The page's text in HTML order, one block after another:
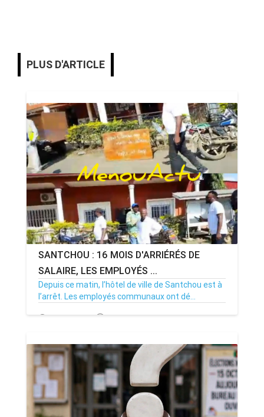
PLUS D'ARTICLE
SANTCHOU : 16 MOIS D'ARRIÉRÉS DE
SALAIRE, LES EMPLOYÉS ...
Depuis ce matin, l’hôtel de ville de Santchou est à
l’arrêt. Les employés communaux ont dé...
20/07/26 Par MenouActu 0